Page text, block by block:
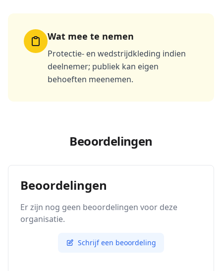
Wat mee te nemen
Protectie- en wedstrijdkleding indien
deelnemer; publiek kan eigen
behoeften meenemen.
Beoordelingen
Beoordelingen
Er zijn nog geen beoordelingen voor deze
organisatie.
Schrijf een beoordeling